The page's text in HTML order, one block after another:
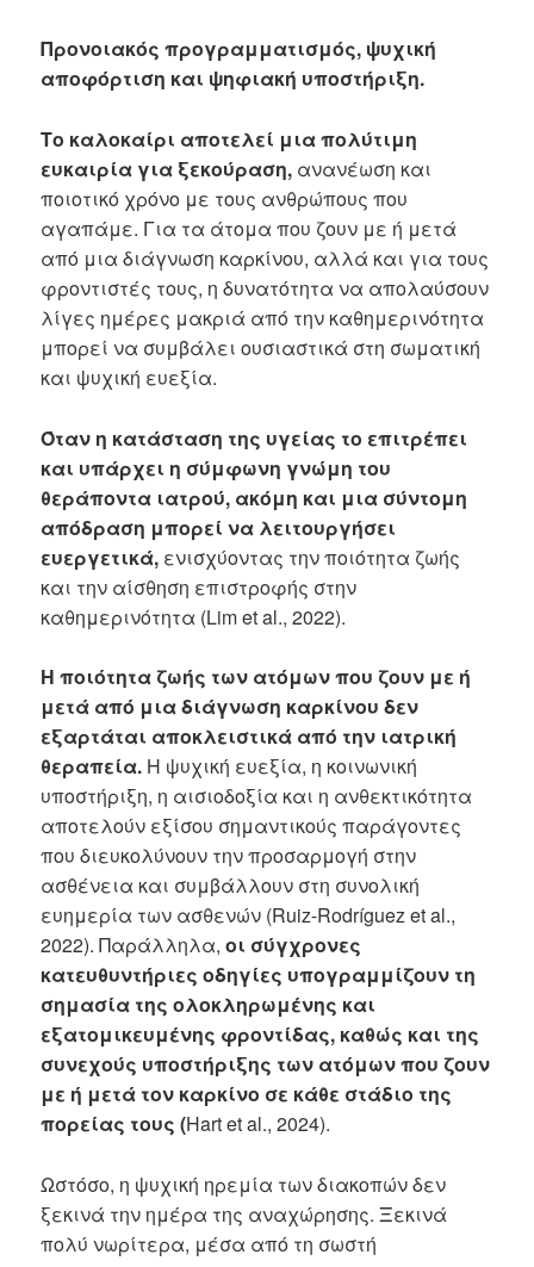
Προνοιακός προγραμματισμός, ψυχική
αποφόρτιση και ψηφιακή υποστήριξη.
Το καλοκαίρι αποτελεί μια πολύτιμη
ευκαιρία για ξεκούραση, ανανέωση και
ποιοτικό χρόνο με τους ανθρώπους που
αγαπάμε. Για τα άτομα που ζουν με ή μετά
από μια διάγνωση καρκίνου, αλλά και για τους
φροντιστές τους, η δυνατότητα να απολαύσουν
λίγες ημέρες μακριά από την καθημερινότητα
μπορεί να συμβάλει ουσιαστικά στη σωματική
και ψυχική ευεξία.
Όταν η κατάσταση της υγείας το επιτρέπει
και υπάρχει η σύμφωνη γνώμη του
θεράποντα ιατρού, ακόμη και μια σύντομη
απόδραση μπορεί να λειτουργήσει
ευεργετικά, ενισχύοντας την ποιότητα ζωής
και την αίσθηση επιστροφής στην
καθημερινότητα (Lim et al., 2022).
Η ποιότητα ζωής των ατόμων που ζουν με ή
μετά από μια διάγνωση καρκίνου δεν
εξαρτάται αποκλειστικά από την ιατρική
θεραπεία. Η ψυχική ευεξία, η κοινωνική
υποστήριξη, η αισιοδοξία και η ανθεκτικότητα
αποτελούν εξίσου σημαντικούς παράγοντες
που διευκολύνουν την προσαρμογή στην
ασθένεια και συμβάλλουν στη συνολική
ευημερία των ασθενών (Ruiz-Rodríguez et al.,
2022). Παράλληλα,οι σύγχρονες
κατευθυντήριες οδηγίες υπογραμμίζουν τη
σημασία της ολοκληρωμένης και
εξατομικευμένης φροντίδας, καθώς και της
συνεχούς υποστήριξης των ατόμων που ζουν
με ή μετά τον καρκίνο σε κάθε στάδιο της
πορείας τους (Hart et al., 2024).
Ωστόσο, η ψυχική ηρεμία των διακοπών δεν
ξεκινά την ημέρα της αναχώρησης. Ξεκινά
πολύ νωρίτερα, μέσα από τη σωστή